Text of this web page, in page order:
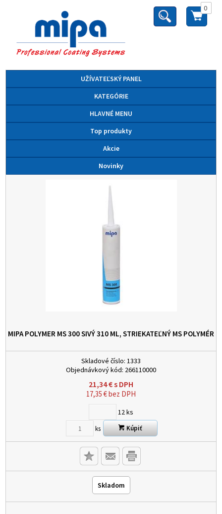
0
UŽÍVATEĽSKÝ PANEL
KATEGÓRIE
HLAVNÉ MENU
Top produkty
Akcie
Novinky
MIPA POLYMER MS 300 SIVÝ 310 ML, STRIEKATEĽNÝ MS POLYMÉR
Skladové číslo: 1333
Objednávkový kód: 266110000
21,34€s DPH
17,35 €bez DPH
12 ks
ks Kúpiť
Skladom